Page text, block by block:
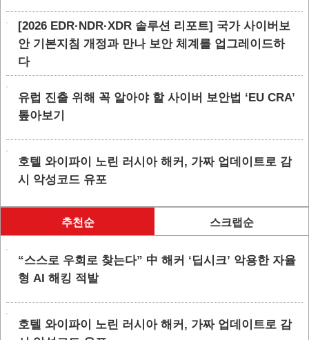
[2026 EDR·NDR·XDR 솔루션 리포트] 국가 사이버보
안 기본지침 개정과 만나 보안 체계를 업그레이드하
다
유럽 진출 위해 꼭 알아야 할 사이버 보안법 ‘EU CRA’
톺아보기
호텔 와이파이 노린 러시아 해커, 가짜 업데이트로 감
시 악성코드 유포
추천순 스크랩순
“스스로 우회로 찾는다” 中 해커 ‘딥시크’ 악용한 자율
형 AI 해킹 적발
호텔 와이파이 노린 러시아 해커, 가짜 업데이트로 감